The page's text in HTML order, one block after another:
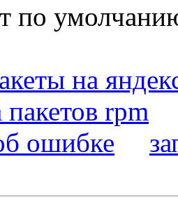
по
на
пакетов rpm
ошибке